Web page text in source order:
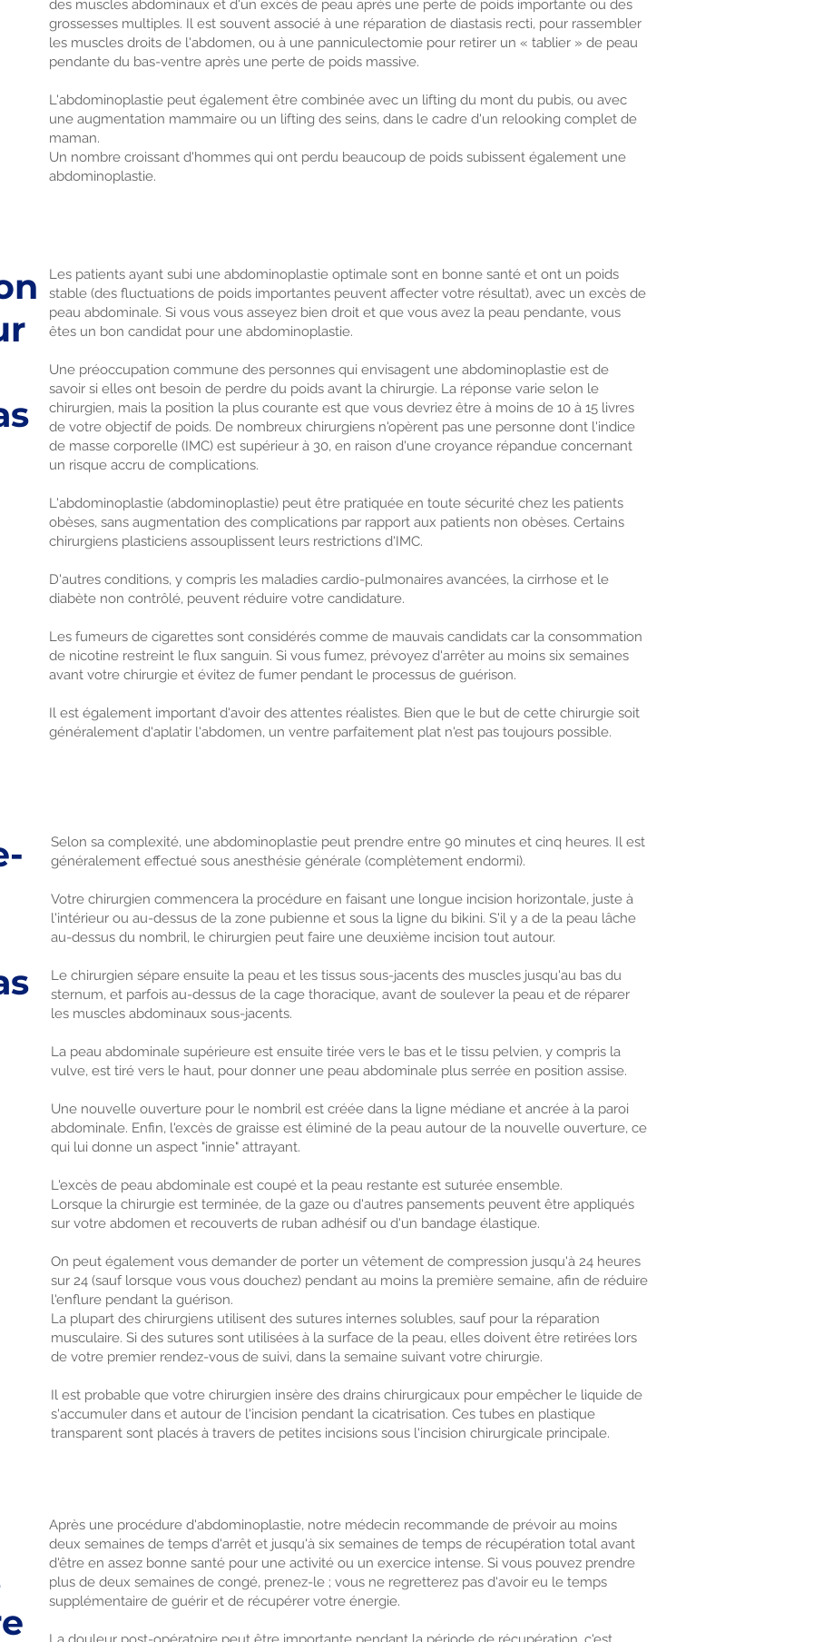
Les patients ayant subi une abdominoplastie optimale sont en bonne santé et ont un poids
stable (des fluctuations de poids importantes peuvent affecter votre résultat), avec un excès de
peau abdominale. Si vous vous asseyez bien droit et que vous avez la peau pendante, vous
êtes un bon candidat pour une abdominoplastie.
Une préoccupation commune des personnes qui envisagent une abdominoplastie est de
savoir si elles ont besoin de perdre du poids avant la chirurgie. La réponse varie selon le
chirurgien, mais la position la plus courante est que vous devriez être à moins de 10 à 15 livres
de votre objectif de poids. De nombreux chirurgiens n'opèrent pas une personne dont l'indice
de masse corporelle (IMC) est supérieur à 30, en raison d'une croyance répandue concernant
un risque accru de complications.
L'abdominoplastie (abdominoplastie) peut être pratiquée en toute sécurité chez les patients
obèses, sans augmentation des complications par rapport aux patients non obèses. Certains
chirurgiens plasticiens assouplissent leurs restrictions d'IMC.
D'autres conditions, y compris les maladies cardio-pulmonaires avancées, la cirrhose et le
diabète non contrôlé, peuvent réduire votre candidature.
Les fumeurs de cigarettes sont considérés comme de mauvais candidats car la consommation
de nicotine restreint le flux sanguin. Si vous fumez, prévoyez d'arrêter au moins six semaines
avant votre chirurgie et évitez de fumer pendant le processus de guérison.
Il est également important d'avoir des attentes réalistes. Bien que le but de cette chirurgie soit
généralement d'aplatir l'abdomen, un ventre parfaitement plat n'est pas toujours possible.
des muscles abdominaux et d'un excès de peau après une perte de poids importante ou des
grossesses multiples. Il est souvent associé à une réparation de diastasis recti, pour rassembler
les muscles droits de l'abdomen, ou à une panniculectomie pour retirer un « tablier » de peau
pendante du bas-ventre après une perte de poids massive.
L'abdominoplastie peut également être combinée avec un lifting du mont du pubis, ou avec
une augmentation mammaire ou un lifting des seins, dans le cadre d'un relooking complet de
maman.
Un nombre croissant d'hommes qui ont perdu beaucoup de poids subissent également une
abdominoplastie.
Selon sa complexité, une abdominoplastie peut prendre entre 90 minutes et cinq heures. Il est
généralement effectué sous anesthésie générale (complètement endormi).
Votre chirurgien commencera la procédure en faisant une longue incision horizontale, juste à
l'intérieur ou au-dessus de la zone pubienne et sous la ligne du bikini. S'il y a de la peau lâche
au-dessus du nombril, le chirurgien peut faire une deuxième incision tout autour.
Le chirurgien sépare ensuite la peau et les tissus sous-jacents des muscles jusqu'au bas du
sternum, et parfois au-dessus de la cage thoracique, avant de soulever la peau et de réparer
les muscles abdominaux sous-jacents.
La peau abdominale supérieure est ensuite tirée vers le bas et le tissu pelvien, y compris la
vulve, est tiré vers le haut, pour donner une peau abdominale plus serrée en position assise.
Une nouvelle ouverture pour le nombril est créée dans la ligne médiane et ancrée à la paroi
abdominale. Enfin, l'excès de graisse est éliminé de la peau autour de la nouvelle ouverture, ce
qui lui donne un aspect "innie" attrayant.
L'excès de peau abdominale est coupé et la peau restante est suturée ensemble.
Lorsque la chirurgie est terminée, de la gaze ou d'autres pansements peuvent être appliqués
sur votre abdomen et recouverts de ruban adhésif ou d'un bandage élastique.
On peut également vous demander de porter un vêtement de compression jusqu'à 24 heures
sur 24 (sauf lorsque vous vous douchez) pendant au moins la première semaine, afin de réduire
l'enflure pendant la guérison.
La plupart des chirurgiens utilisent des sutures internes solubles, sauf pour la réparation
musculaire. Si des sutures sont utilisées à la surface de la peau, elles doivent être retirées lors
de votre premier rendez-vous de suivi, dans la semaine suivant votre chirurgie.
Il est probable que votre chirurgien insère des drains chirurgicaux pour empêcher le liquide de
s'accumuler dans et autour de l'incision pendant la cicatrisation. Ces tubes en plastique
transparent sont placés à travers de petites incisions sous l'incision chirurgicale principale.
Après une procédure d'abdominoplastie, notre médecin recommande de prévoir au moins
deux semaines de temps d'arrêt et jusqu'à six semaines de temps de récupération total avant
d'être en assez bonne santé pour une activité ou un exercice intense. Si vous pouvez prendre
plus de deux semaines de congé, prenez-le ; vous ne regretterez pas d'avoir eu le temps
supplémentaire de guérir et de récupérer votre énergie.